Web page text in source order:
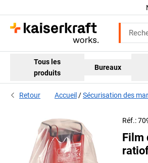
Tous les
produits
Bureaux
Retour Accueil Sécurisation des
Réf.:
Film